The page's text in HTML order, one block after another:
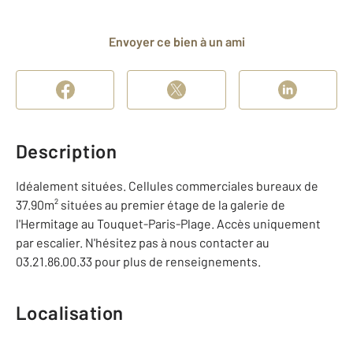
Envoyer ce bien à un ami
Description
Idéalement situées. Cellules commerciales bureaux de
37.90m² situées au premier étage de la galerie de
l'Hermitage au Touquet-Paris-Plage. Accès uniquement
par escalier. N'hésitez pas à nous contacter au
03.21.86.00.33 pour plus de renseignements.
Localisation